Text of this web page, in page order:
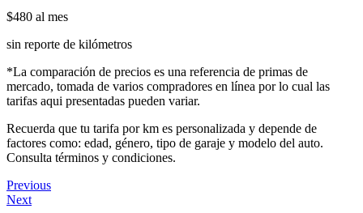
$480 al mes
sin reporte de kilómetros
*La comparación de precios es una referencia de primas de
mercado, tomada de varios compradores en línea por lo cual las
tarifas aqui presentadas pueden variar.
Recuerda que tu tarifa por km es personalizada y depende de
factores como: edad, género, tipo de garaje y modelo del auto.
Consulta términos y condiciones.
Previous
Next